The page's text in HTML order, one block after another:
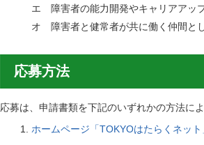
エ 障害者の能力開発やキャリアアッ
オ 障害者と健常者が共に働く仲間と
応募方法
応募は、申請書類を下記のいずれかの方法に
ホームページ「TOKYOはたらくネット